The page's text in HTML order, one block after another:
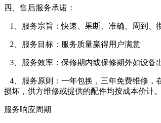
四、售后服务承诺：
1、服务宗旨：快速、果断、准确、周到、
2、服务目标：服务质量赢得用户满意
3、服务效率：保修期内或保修期外如设备
4、服务原则：一年包换，三年免费维修，
损坏，供方维修或提供的配件均按成本价计。
服务响应周期